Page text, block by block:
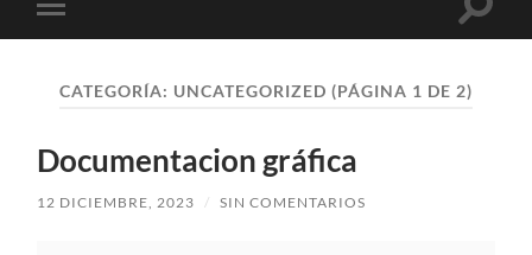
Alternar
el
móvil
CATEGORÍA: UNCATEGORIZED (PÁGINA 1 DE 2)
Documentacion gráfica
12 DICIEMBRE, 2023 / SIN COMENTARIOS